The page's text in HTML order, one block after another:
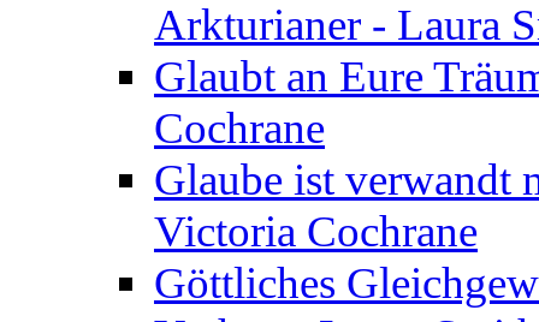
Arkturianer - Laura
Glaubt an Eure
Cochrane
Glaube ist verwandt
Victoria Cochrane
Göttliches